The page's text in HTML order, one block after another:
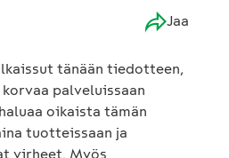
Jaa
tänään tiedotteen,
korvaa palveluissaan
oikaista tämän
tuotteissaan ja
virheet. Myös